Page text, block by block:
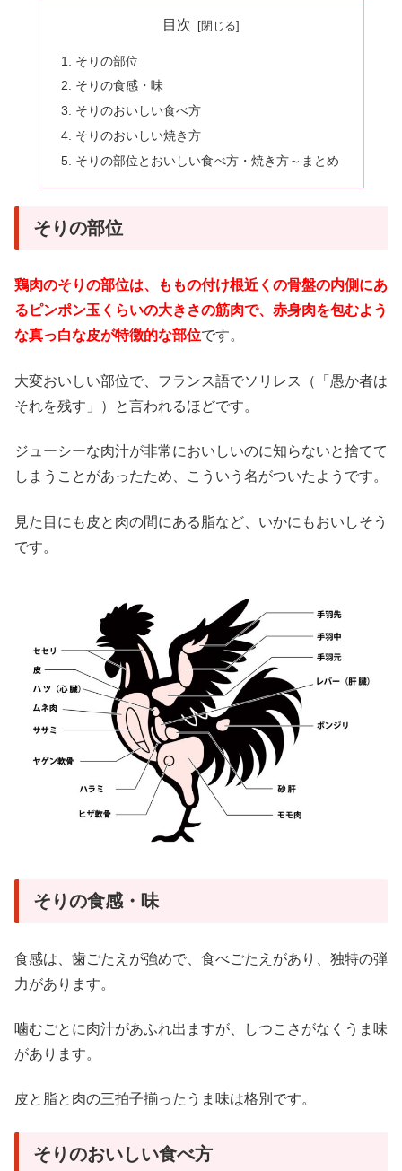
目次
そりの部位
そりの食感・味
そりのおいしい食べ方
そりのおいしい焼き方
そりの部位とおいしい食べ方・焼き方～まとめ
そりの部位
鶏肉のそりの部位は、ももの付け根近くの骨盤の内側にあ
るピンポン玉くらいの大きさの筋肉で、赤身肉を包むよう
な真っ白な皮が特徴的な部位です。
大変おいしい部位で、フランス語でソリレス（「愚か者は
それを残す」）と言われるほどです。
ジューシーな肉汁が非常においしいのに知らないと捨てて
しまうことがあったため、こういう名がついたようです。
見た目にも皮と肉の間にある脂など、いかにもおいしそう
です。
そりの食感・味
食感は、歯ごたえが強めで、食べごたえがあり、独特の弾
力があります。
噛むごとに肉汁があふれ出ますが、しつこさがなくうま味
があります。
皮と脂と肉の三拍子揃ったうま味は格別です。
そりのおいしい食べ方